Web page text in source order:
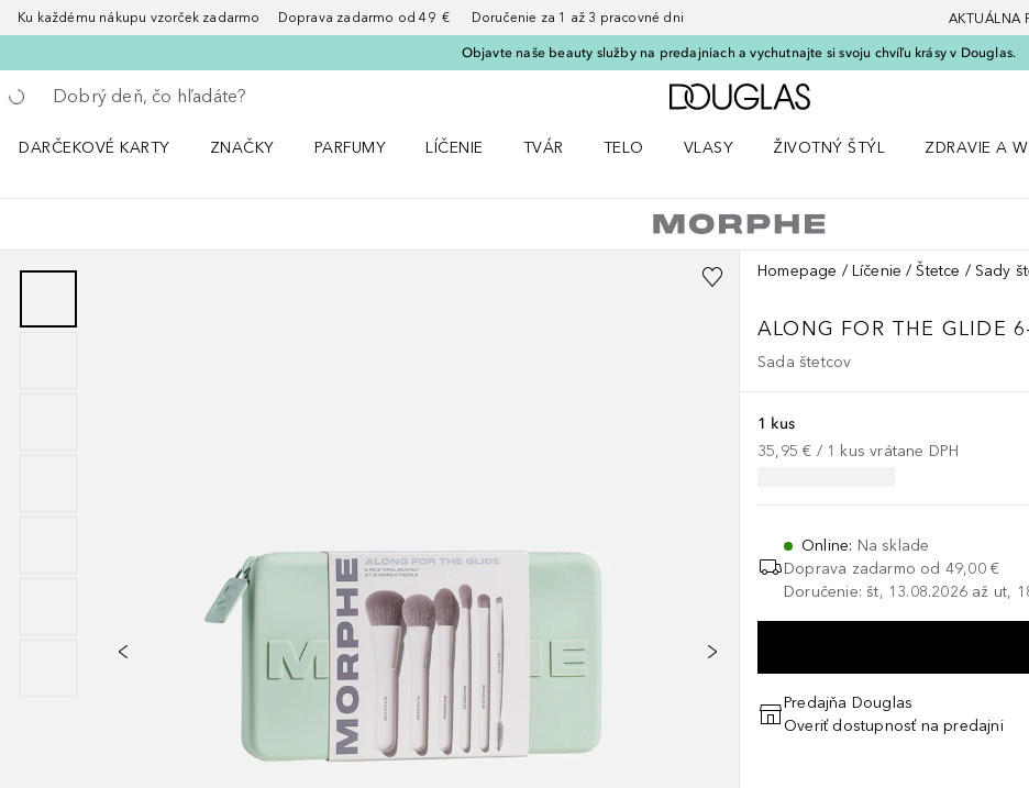
Ku každému nákupu vzorček zadarmo Doprava zadarmo od 49 € Doručenie za 1 až 3 pracovné dni AKTUÁLNA
Objavte naše beauty služby na predajniach a vychutnajte si svoju chvíľu krásy v Douglas.
Choď späť
Vykonajte vyhľadávanie
Domov
DARČEKOVÉ KARTY
ZNAČKY
PARFUMY
LÍČENIE
TVÁR
TELO
VLASY
ŽIVOTNÝ ŠTÝL
ZDRAVIE A
Homepage Líčenie Štetce Sady
ALONG FOR THE GLIDE
Sada štetcov
1 kus
35,95 € / 1 kus vrátane DPH
Online: Na sklade
Doprava zadarmo od 49,00 €
Doručenie: št, 13.08.2026 až ut,
Predajňa Douglas
Overiť dostupnosť na predajni